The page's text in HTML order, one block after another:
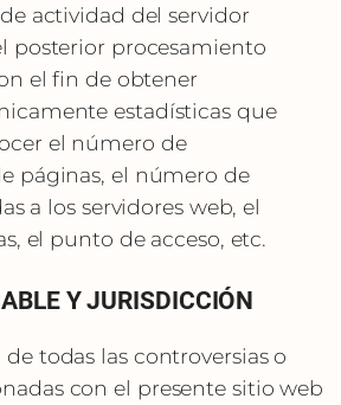
actividad del servidor
posterior procesamiento
el fin de obtener
estadísticas que
el número de
páginas, el número de
a los servidores web, el
el punto de acceso, etc.
Y JURISDICCIÓN
todas las controversias o
con el presente sitio web